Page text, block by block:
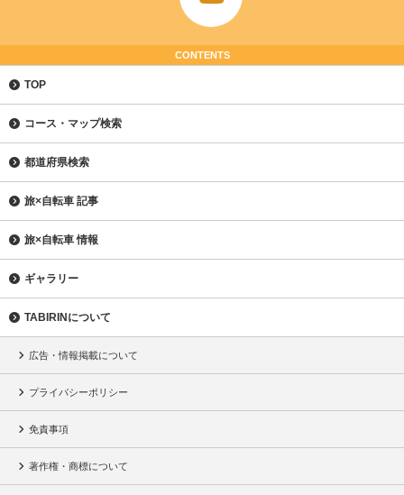
CONTENTS
TOP
コース・マップ検索
都道府県検索
旅×自転車 記事
旅×自転車 情報
ギャラリー
TABIRINについて
広告・情報掲載について
プライバシーポリシー
免責事項
著作権・商標について